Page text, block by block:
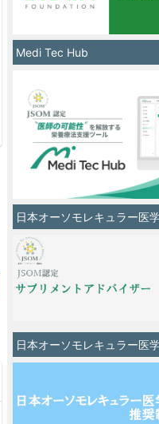
Medi Tec Hub
日本オーソモレキュラー医
日本オーソモレキュラー医